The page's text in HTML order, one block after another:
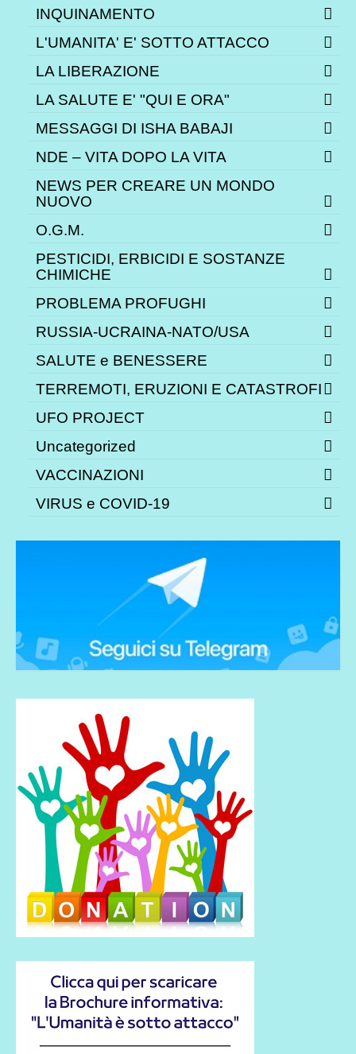
INQUINAMENTO
L'UMANITA' E' SOTTO ATTACCO
LA LIBERAZIONE
LA SALUTE E' "QUI E ORA"
MESSAGGI DI ISHA BABAJI
NDE – VITA DOPO LA VITA
NEWS PER CREARE UN MONDO
NUOVO
O.G.M.
PESTICIDI, ERBICIDI E SOSTANZE
CHIMICHE
PROBLEMA PROFUGHI
RUSSIA-UCRAINA-NATO/USA
SALUTE e BENESSERE
TERREMOTI, ERUZIONI E CATASTROFI
UFO PROJECT
Uncategorized
VACCINAZIONI
VIRUS e COVID-19